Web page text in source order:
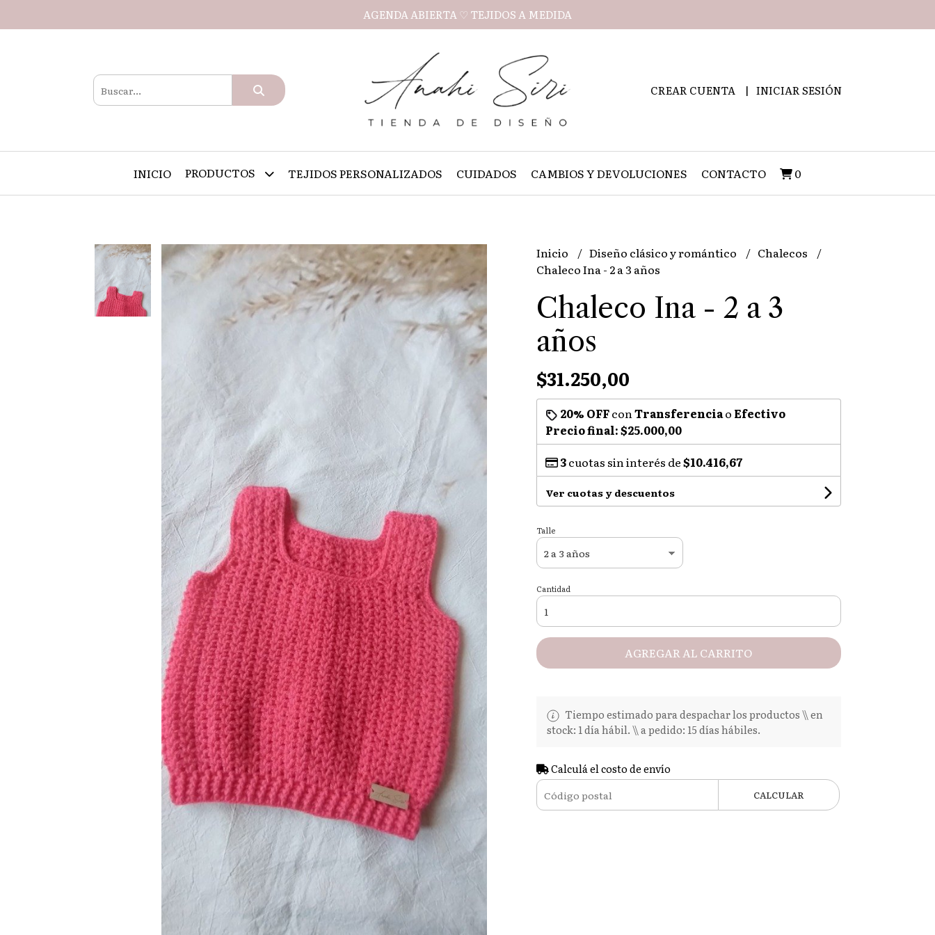
AGENDA ABIERTA ♡ TEJIDOS A MEDIDA
CREAR CUENTA INICIAR SESIÓN
INICIO PRODUCTOS TEJIDOS PERSONALIZADOS CUIDADOS CAMBIOS Y DEVOLUCIONES CONTACTO 0
Inicio Diseño clásico y romántico
Chalecos
Chaleco Ina - 2 a 3 años
Chaleco Ina - 2 a 3
años
$31.250,00
20% OFFconTransferenciao Efectivo
Precio final:$25.000,00
3cuotas sin interés de$10.416,67
Ver cuotas y descuentos
Talle
Cantidad
AGREGAR AL CARRITO
Tiempo estimado para despachar los productos \\ en
stock: 1 día hábil. \\ a pedido: 15 días hábiles.
Calculá el costo de envío
CALCULAR